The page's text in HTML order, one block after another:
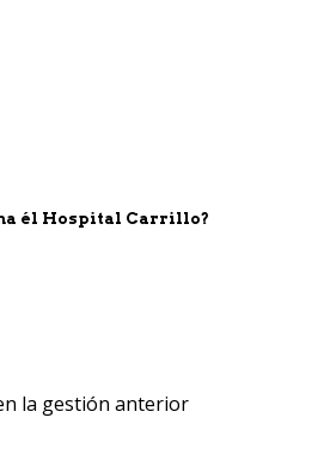
él Hospital Carrillo?
la gestión anterior